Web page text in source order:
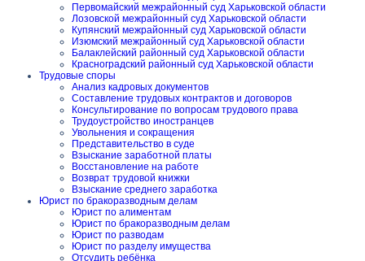
Первомайский межрайонный суд Харьковской области
Лозовской межрайонный суд Харьковской области
Купянский межрайонный суд Харьковской области
Изюмский межрайонный суд Харьковской области
Балаклейский районный суд Харьковской области
Красноградский районный суд Харьковской области
Трудовые споры
Анализ кадровых документов
Составление трудовых контрактов и договоров
Консультирование по вопросам трудового права
Трудоустройство иностранцев
Увольнения и сокращения
Представительство в суде
Взыскание заработной платы
Восстановление на работе
Возврат трудовой книжки
Взыскание среднего заработка
Юрист по бракоразводным делам
Юрист по алиментам
Юрист по бракоразводным делам
Юрист по разводам
Юрист по разделу имущества
Отсудить ребёнка